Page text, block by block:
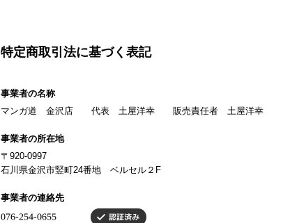
特定商取引法に基づく表記
事業者の名称
マンガ道 金沢店 代表 土屋洋幸 販売責任者 土屋洋幸
事業者の所在地
〒920-0997
石川県金沢市竪町24番地 ベルセル２F
事業者の連絡先